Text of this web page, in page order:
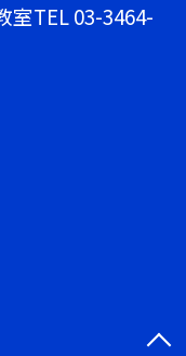
室TEL 03-3464-